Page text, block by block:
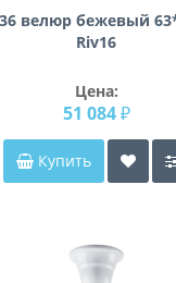
велюр бежевый
Riv16
Цена:
51 084 ₽
Купить